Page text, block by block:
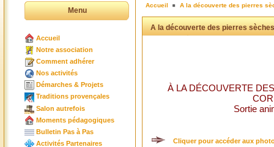
Menu
Accueil
Notre association
Comment adhérer
Nos activités
Démarches & Projets
Traditions provençales
Salon autrefois
Moments pédagogiques
Bulletin Pas à Pas
Activités Partenaires
Accueil A la découverte des pierres
A la découverte des pierres
À LA DÉCOUVERTE
Sortie
Cliquer pour accéder aux